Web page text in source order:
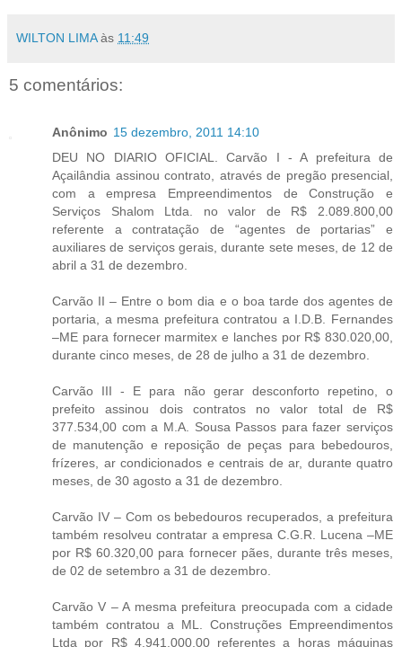
WILTON LIMA às 11:49
5 comentários:
Anônimo 15 dezembro, 2011 14:10
DEU NO DIARIO OFICIAL. Carvão I - A prefeitura de
Açailândia assinou contrato, através de pregão presencial,
com a empresa Empreendimentos de Construção e
Serviços Shalom Ltda. no valor de R$ 2.089.800,00
referente a contratação de “agentes de portarias” e
auxiliares de serviços gerais, durante sete meses, de 12 de
abril a 31 de dezembro.
Carvão II – Entre o bom dia e o boa tarde dos agentes de
portaria, a mesma prefeitura contratou a I.D.B. Fernandes
–ME para fornecer marmitex e lanches por R$ 830.020,00,
durante cinco meses, de 28 de julho a 31 de dezembro.
Carvão III - E para não gerar desconforto repetino, o
prefeito assinou dois contratos no valor total de R$
377.534,00 com a M.A. Sousa Passos para fazer serviços
de manutenção e reposição de peças para bebedouros,
frízeres, ar condicionados e centrais de ar, durante quatro
meses, de 30 agosto a 31 de dezembro.
Carvão IV – Com os bebedouros recuperados, a prefeitura
também resolveu contratar a empresa C.G.R. Lucena –ME
por R$ 60.320,00 para fornecer pães, durante três meses,
de 02 de setembro a 31 de dezembro.
Carvão V – A mesma prefeitura preocupada com a cidade
também contratou a ML. Construções Empreendimentos
Ltda por R$ 4.941.000,00 referentes a horas máquinas